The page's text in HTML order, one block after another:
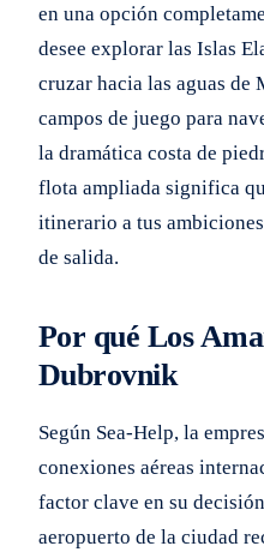
en una opción
desee explorar las Islas
cruzar hacia las aguas de
campos de juego para
la dramática costa de
flota ampliada significa
itinerario a tus
de salida.
Por qué Los
Dubrovnik
Según Sea-Help, la
conexiones aéreas
factor clave en su
aeropuerto de la ciudad